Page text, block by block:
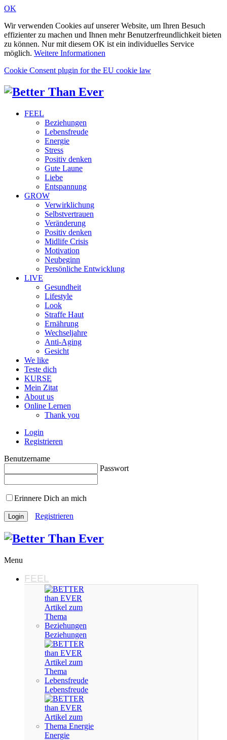
OK
Wir verwenden Cookies auf unserer Website, um Ihren Besuch
effizienter zu machen und Ihnen mehr Benutzerfreundlichkeit bieten
zu können. Nur mit diesem OK ist ein individuelles Service
möglich. Weitere Informationen
Cookie Consent plugin for the EU cookie law
FEEL
Beziehungen
Lebensfreude
Energie
Stress
Positiv denken
Gute Laune
Liebe
Entspannung
GROW
Verwirklichung
Selbstvertrauen
Veränderung
Positiv denken
Midlife Crisis
Motivation
Neubeginn
Persönliche Entwicklung
LIVE
Gesundheit
Lifestyle
Look
Straffe Haut
Ernährung
Wechseljahre
Anti-Aging
Gesicht
We like
Teste dich
KURSE
Mein Zitat
About us
Online Lernen
Thank you
Login
Registrieren
Benutzername
Passwort
Erinnere Dich an mich
Registrieren
Menu
FEEL
Beziehungen
Lebensfreude
Energie